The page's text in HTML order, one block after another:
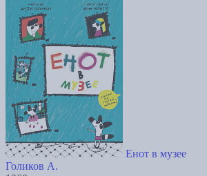
Енот в музее
Голиков А.